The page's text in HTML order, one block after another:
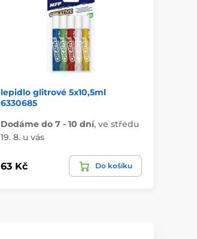
lepidlo glitrové 5x10,5ml
6330685
Dodáme do 7 - 10 dní, ve středu
19. 8. u vás
63 Kč Do košíku